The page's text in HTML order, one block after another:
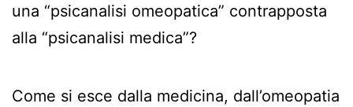
una “psicanalisi omeopatica” contrapposta
alla “psicanalisi medica”?
Come si esce dalla medicina, dall’omeopatia